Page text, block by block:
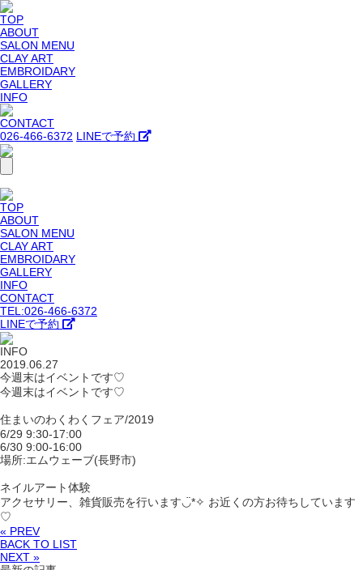
TOP
ABOUT
SALON MENU
CLAY ART
EMBROIDARY
GALLERY
INFO
CONTACT
026-466-6372 LINEで予約
TOP
ABOUT
SALON MENU
CLAY ART
EMBROIDARY
GALLERY
INFO
CONTACT
TEL:026-466-6372
LINEで予約
INFO
2019.06.27
今週末はイベントです♡
今週末はイベントです♡
住まいのわくわくフェア/2019
6/29 9:30-17:00
6/30 9:00-16:00
場所:エムウェーブ(長野市)
ネイルアート体験
アクセサリー、雑貨販売を行います◡̈*✧ お近くの方お待ちしています
♡
« PREV
BACK TO LIST
NEXT »